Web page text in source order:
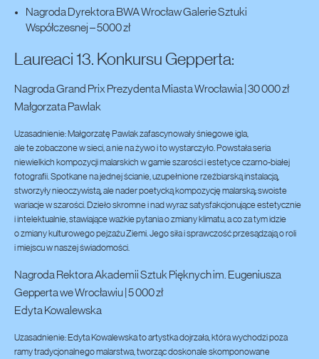
Nagroda Dyrektora BWA Wrocław Galerie Sztuki
Współczesnej – 5000 zł
Laureaci 13. Konkursu Gepperta:
Nagroda Grand Prix Prezydenta Miasta Wrocławia | 30 000 zł
Małgorzata Pawlak
Uzasadnienie: Małgorzatę Pawlak zafascynowały śniegowe igla,
ale te zobaczone w sieci, a nie na żywo i to wystarczyło. Powstała seria
niewielkich kompozycji malarskich w gamie szarości i estetyce czarno-białej
fotografii. Spotkane na jednej ścianie, uzupełnione rzeźbiarską instalacją,
stworzyły nieoczywistą, ale nader poetycką kompozycję malarską; swoiste
wariacje w szarości. Dzieło skromne i nad wyraz satysfakcjonujące estetycznie
i intelektualnie, stawiające ważkie pytania o zmiany klimatu, a co za tym idzie
o zmiany kulturowego pejzażu Ziemi. Jego siła i sprawczość przesądzają o roli
i miejscu w naszej świadomości.
Nagroda Rektora Akademii Sztuk Pięknych im. Eugeniusza
Gepperta we Wrocławiu | 5 000 zł
Edyta Kowalewska
Uzasadnienie: Edyta Kowalewska to artystka dojrzała, która wychodzi poza
ramy tradycjonalnego malarstwa, tworząc doskonale skomponowane